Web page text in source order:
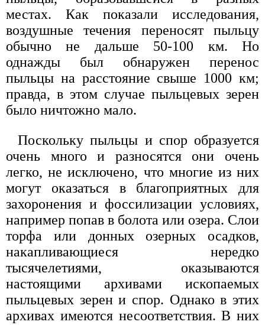
местах. Как показали исследования,
воздушные течения переносят пыльцу
обычно не дальше 50-100 км. Но
однажды был обнаружен перенос
пыльцы на расстояние свыше 1000 км;
правда, в этом случае пыльцевых зерен
было ничтожно мало.
Поскольку пыльцы и спор образуется
очень много и разносятся они очень
легко, не исключено, что многие из них
могут оказаться в благоприятных для
захоронения и фоссилизации условиях,
например попав в болота или озера. Слои
торфа или донных озерных осадков,
накапливающиеся нередко
тысячелетиями, оказываются
настоящими архивами ископаемых
пыльцевых зерен и спор. Однако в этих
архивах имеются несоответствия. В них